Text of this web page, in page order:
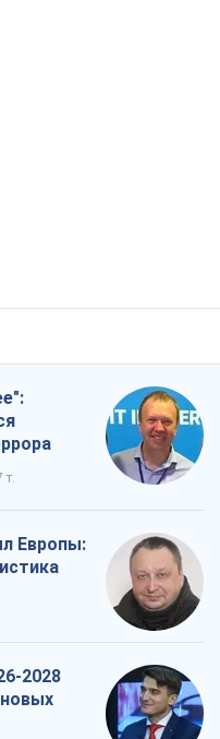
т.
Европы:
2028